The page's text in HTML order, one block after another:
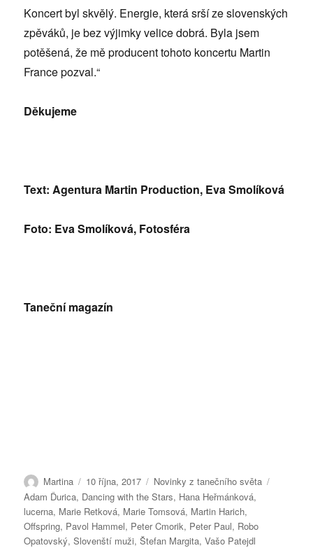
Koncert byl skvělý. Energie, která srší ze slovenských
zpěváků, je bez výjimky velice dobrá. Byla jsem
potěšená, že mě producent tohoto koncertu Martin
France pozval.“
Děkujeme
Text: Agentura Martin Production, Eva Smolíková
Foto: Eva Smolíková, Fotosféra
Taneční magazín
Autor:
Martina Publikováno:
10 října, 2017 Rubriky:
Novinky z tanečního světa
Adam Ďurica, Dancing with the Stars, Hana Heřmánková,
lucerna, Marie Retková, Marie Tomsová, Martin Harich,
Offspring, Pavol Hammel, Peter Cmorik, Peter Paul, Robo
Opatovský,Slovenští muži,Štefan Margita,Vašo Patejdl